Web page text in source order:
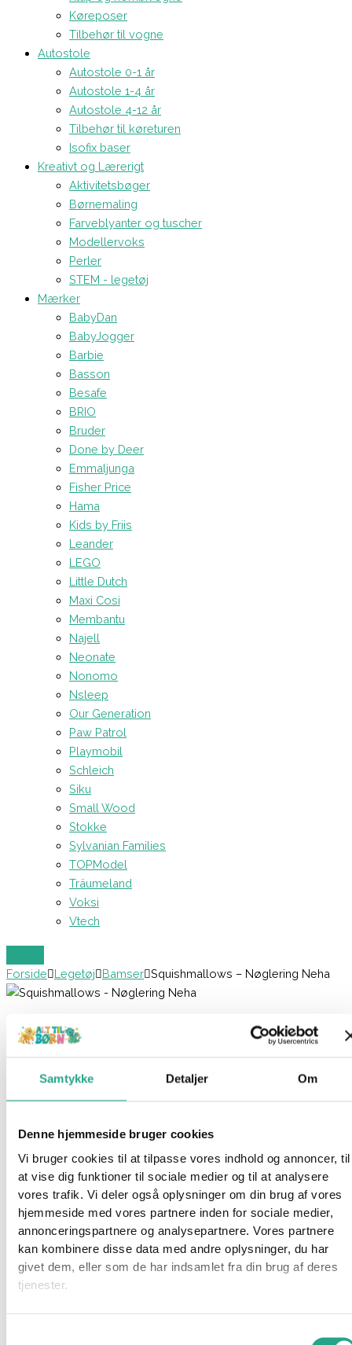
Samtykke Detaljer Om
Denne hjemmeside bruger cookies
Vi bruger cookies til at tilpasse vores indhold og annoncer, til
at vise dig funktioner til sociale medier og til at analysere
vores trafik. Vi deler også oplysninger om din brug af vores
hjemmeside med vores partnere inden for sociale medier,
annonceringspartnere og analysepartnere. Vores partnere
kan kombinere disse data med andre oplysninger, du har
givet dem, eller som de har indsamlet fra din brug af deres
tjenester.
Køreposer
Tilbehør til vogne
Autostole
Autostole 0-1 år
Autostole 1-4 år
Autostole 4-12 år
Tilbehør til køreturen
Isofix baser
Kreativt og Lærerigt
Aktivitetsbøger
Børnemaling
Farveblyanter og tuscher
Modellervoks
Perler
STEM - legetøj
Mærker
BabyDan
BabyJogger
Barbie
Basson
Besafe
BRIO
Bruder
Done by Deer
Emmaljunga
Fisher Price
Hama
Kids by Friis
Leander
LEGO
Little Dutch
Maxi Cosi
Membantu
Najell
Neonate
Nonomo
Nsleep
Our Generation
Paw Patrol
Playmobil
Schleich
Siku
Small Wood
Stokke
Sylvanian Families
TOPModel
Träumeland
Voksi
Vtech
Forside Legetøj Bamser Squishmallows – Nøglering Neha
Squishmallows – Nøglering Neha
Ikke på lager
Spørg om produktet
Squishmallows er en skøn serie af bløde plysdyr, elsket for
deres utroligt bløde og “squishy” tekstur. Disse plyslegetøj fås i
forskellige figurer og størrelser, og de er et stort hit, især
blandt børn og samlere.
Denne Squishmallows er en lilla pingvin, med plysset vinger og